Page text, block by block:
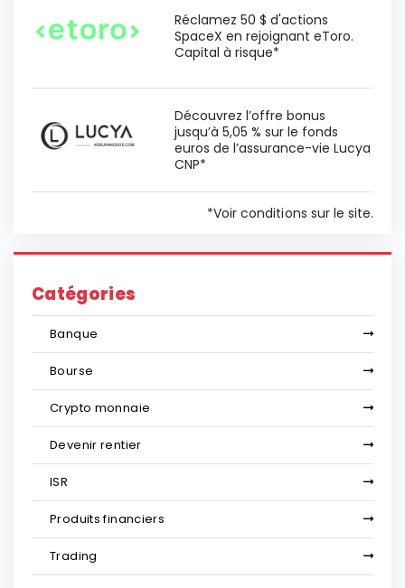
Réclamez 50 $ d'actions
SpaceX en rejoignant eToro.
Capital à risque*
Découvrez l’offre bonus
jusqu’à 5,05 % sur le fonds
euros de l’assurance-vie Lucya
CNP*
*Voir conditions sur le site.
Catégories
Banque
Bourse
Crypto monnaie
Devenir rentier
ISR
Produits financiers
Trading